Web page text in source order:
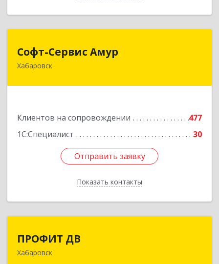
Софт-Сервис Амур
Хабаровск
Клиентов на сопровождении
477
1С:Специалист
30
Отправить заявку
Показать контакты
680000, Хабаровский край, Хабаровск г,
Отправить заявку
Назад
ПРОФИТ ДВ
Хабаровск680000, Хабаровский край, Хабаровск г,